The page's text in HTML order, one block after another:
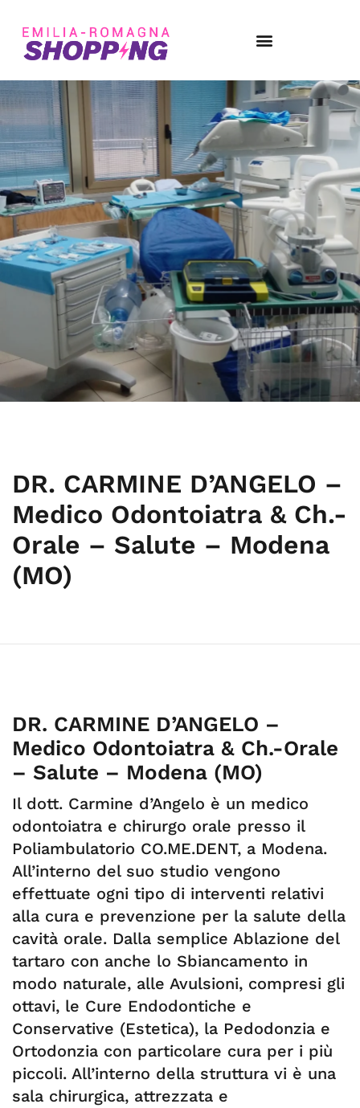
DR. CARMINE D’ANGELO –
Medico Odontoiatra & Ch.-
Orale – Salute – Modena
(MO)
DR. CARMINE D’ANGELO –
Medico Odontoiatra & Ch.-Orale
– Salute – Modena (MO)
Il dott. Carmine d’Angelo è un medico
odontoiatra e chirurgo orale presso il
Poliambulatorio CO.ME.DENT, a Modena.
All’interno del suo studio vengono
effettuate ogni tipo di interventi relativi
alla cura e prevenzione per la salute della
cavità orale. Dalla semplice Ablazione del
tartaro con anche lo Sbiancamento in
modo naturale, alle Avulsioni, compresi gli
ottavi, le Cure Endodontiche e
Conservative (Estetica), la Pedodonzia e
Ortodonzia con particolare cura per i più
piccoli. All’interno della struttura vi è una
sala chirurgica, attrezzata e